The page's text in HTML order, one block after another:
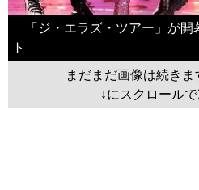
「ジ・エラズ・ツアー」が開
ト
まだまだ画像は続きま
↓にスクロール